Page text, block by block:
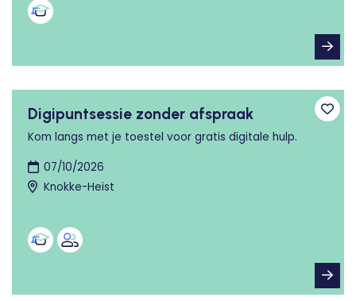
Digipuntsessie zonder afspraak
Kom langs met je toestel voor gratis digitale hulp.
07/10/2026
Knokke-Heist